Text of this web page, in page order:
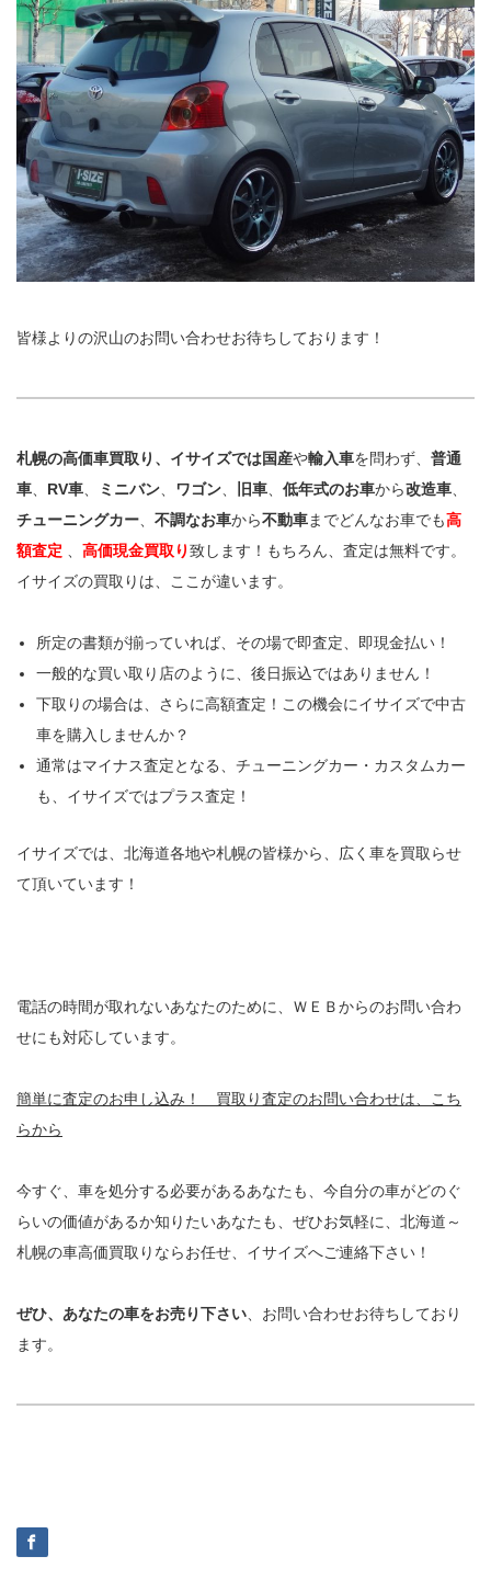
皆様よりの沢山のお問い合わせお待ちしております！
札幌の高価車買取り、イサイズでは国産や輸入車を問わず、 普通
車
RV車 ミニバン ワゴン 旧車 低年式のお車から改造車
チューニングカー
不調なお車から不動車までどんなお車でも高
額査定
高価現金買取り致します！もちろん、査定は無料です。
イサイズの買取りは、ここが違います。
所定の書類が揃っていれば、その場で即査定、即現金払い！
一般的な買い取り店のように、後日振込ではありません！
下取りの場合は、さらに高額査定！この機会にイサイズで中古
車を購入しませんか？
通常はマイナス査定となる、チューニングカー・カスタムカー
も、イサイズではプラス査定！
イサイズでは、北海道各地や札幌の皆様から、広く車を買取らせ
て頂いています！
電話の時間が取れないあなたのために、ＷＥＢからのお問い合わ
せにも対応しています。
簡単に査定のお申し込み！ 買取り査定のお問い合わせは、こち
らから
今すぐ、車を処分する必要があるあなたも、今自分の車がどのぐ
らいの価値があるか知りたいあなたも、ぜひお気軽に、北海道～
札幌の車高価買取りならお任せ、イサイズへご連絡下さい！
ぜひ、あなたの車をお売り下さい 、お問い合わせお待ちしており
ます。